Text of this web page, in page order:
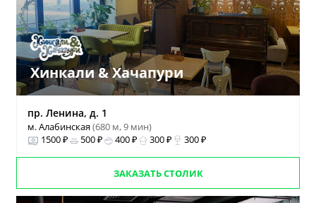
Хинкали & Хачапури
пр. Ленина, д. 1
м. Алабинская(680 м, 9 мин)
1500 ₽
500 ₽ 400 ₽ 300 ₽ 300 ₽
ЗАКАЗАТЬ СТОЛИК